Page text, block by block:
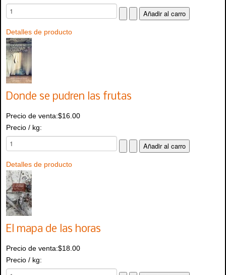
Detalles de producto
Donde se pudren las frutas
Precio de venta:$16.00
Precio / kg:
Detalles de producto
El mapa de las horas
Precio de venta:$18.00
Precio / kg: